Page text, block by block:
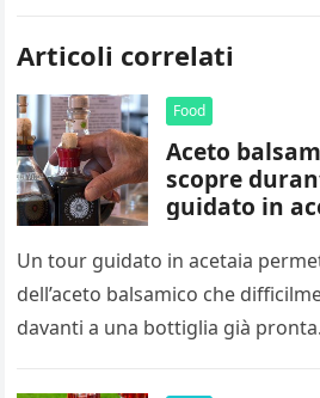
Articoli correlati
Food
Aceto
scopre
guidato in
Un tour guidato in acetaia
dell’aceto balsamico che
davanti a una bottiglia già